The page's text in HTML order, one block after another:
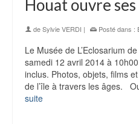
Houat ouvre
deSylvie VERDI | Posté dans :
Le Musée de L’Eclosarium
samedi 12 avril 2014 à
inclus. Photos, objets, films
de l’île à travers les âges.
suite